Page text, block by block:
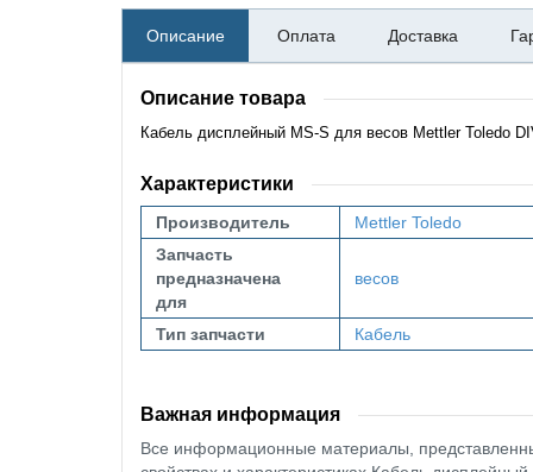
Описание Оплата Доставка
Описание товара
Кабель дисплейный MS-S для весов Mettler Toledo
Характеристики
Производитель
Mettler Toledo
Запчасть
предназначена
для
весов
Тип запчасти Кабель
Важная информация
Все информационные материалы,